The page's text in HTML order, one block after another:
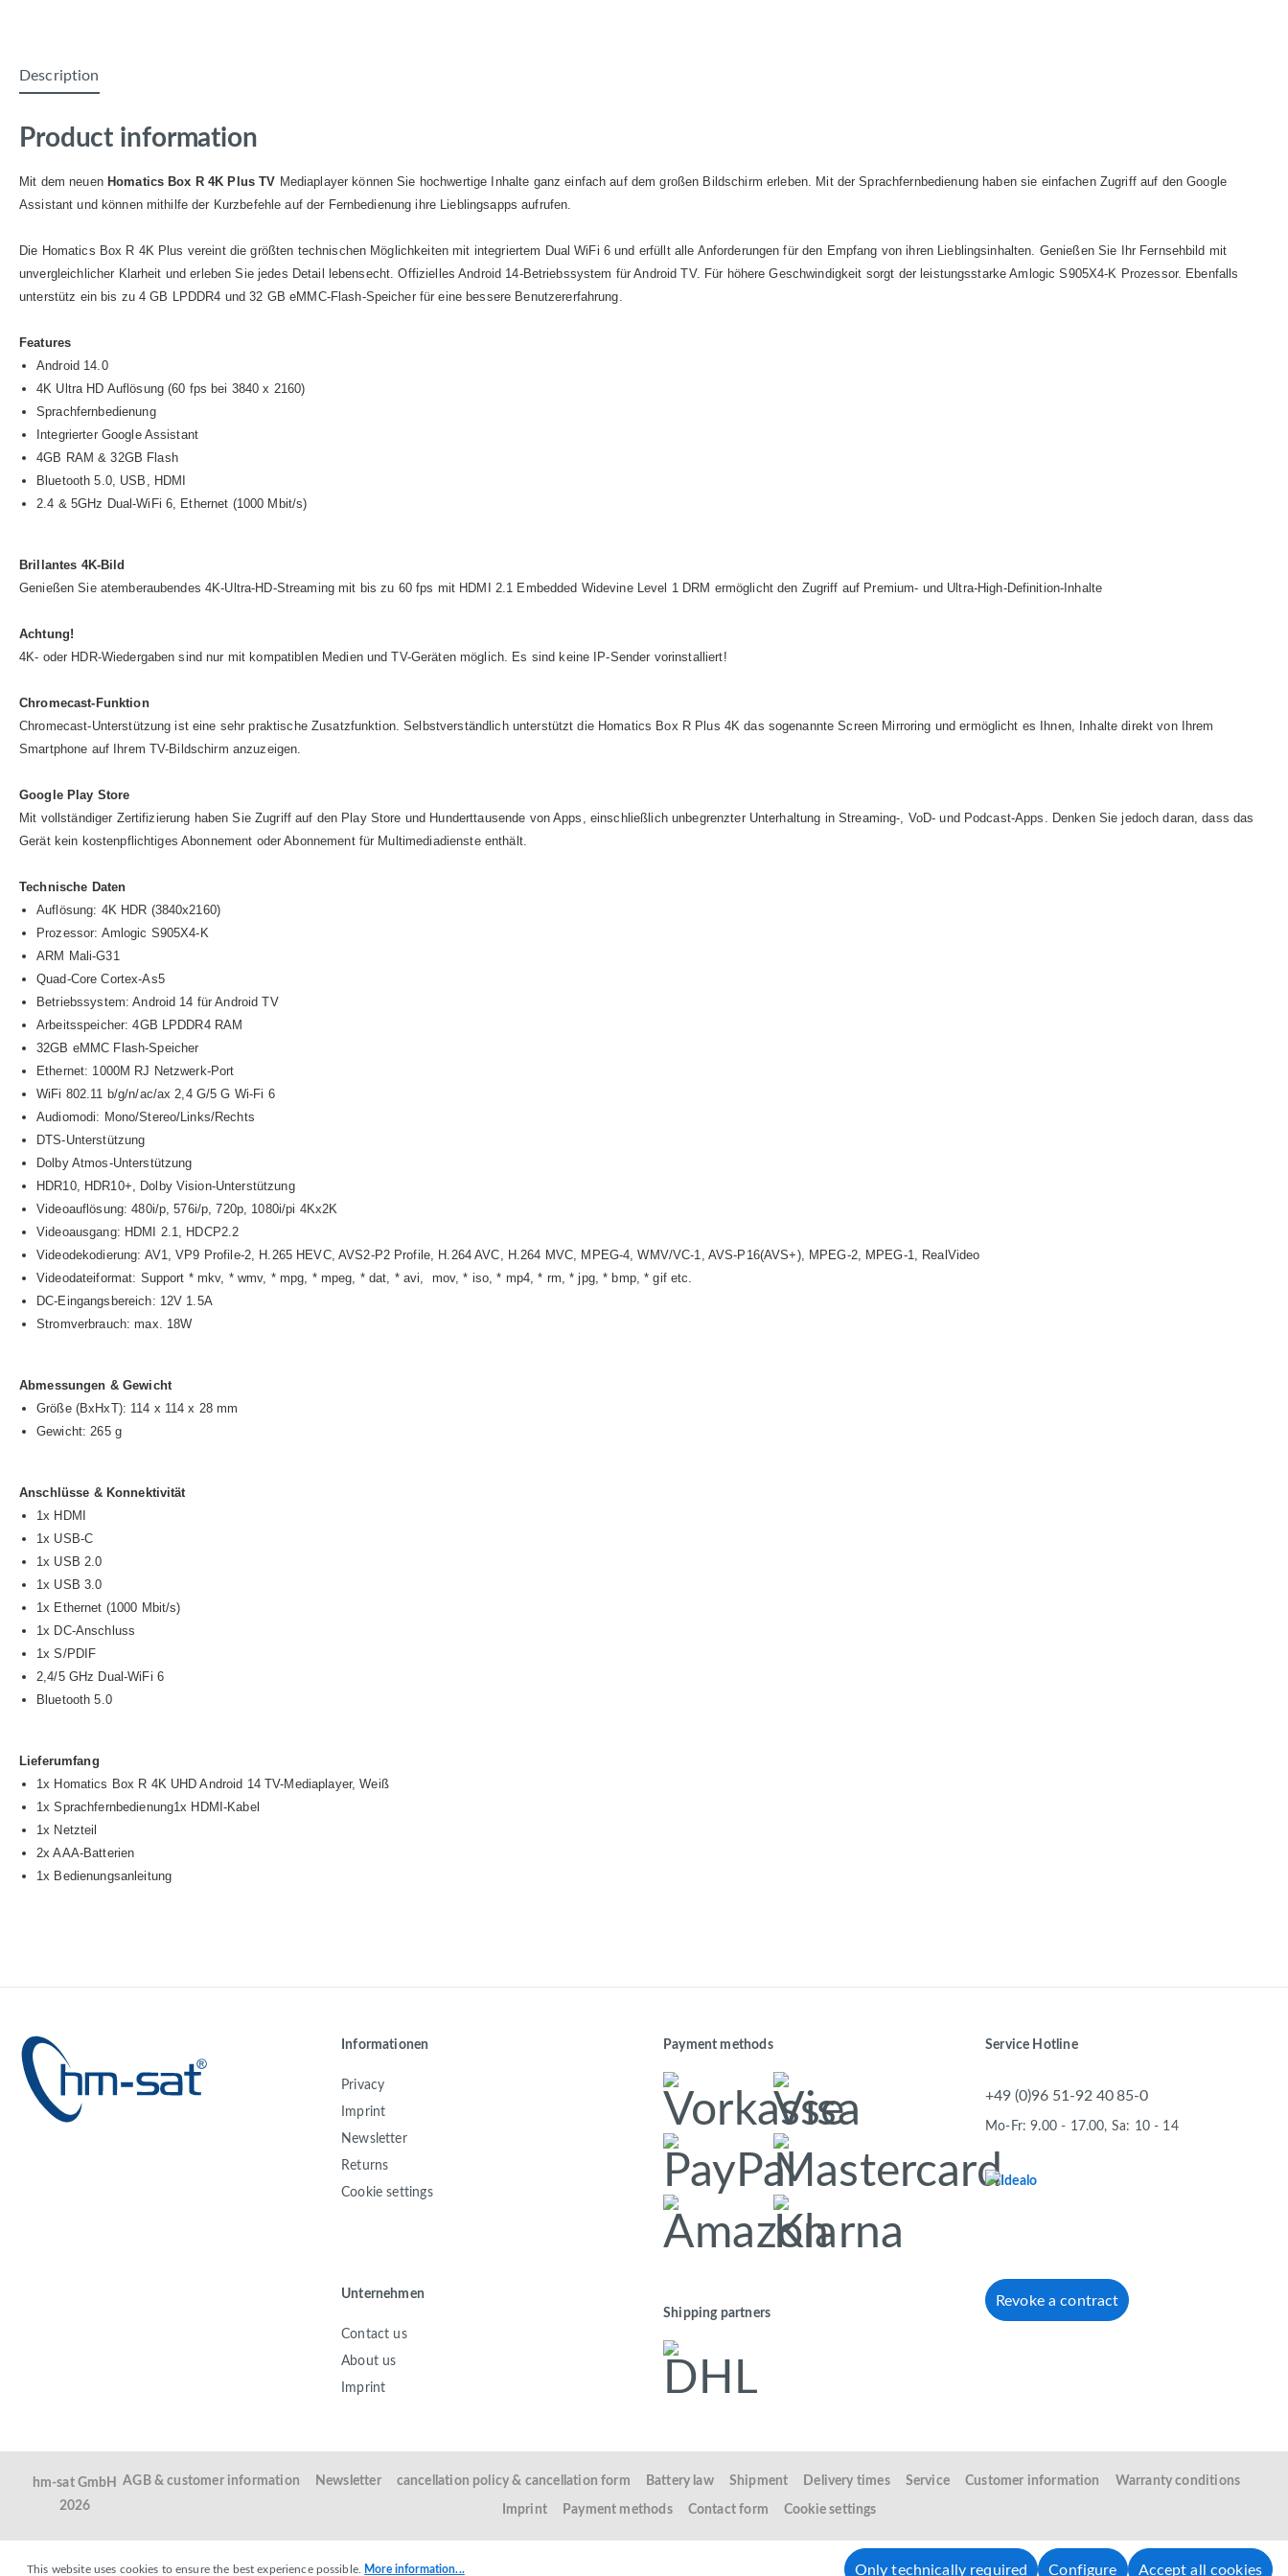
Description
Product information
Mit dem neuenHomatics Box R 4K Plus TV Mediaplayer können Sie hochwertige Inhalte ganz einfach auf dem großen Bildschirm erleben. Mit der Sprachfernbedienung haben sie einfachen Zugriff auf den Google
Assistant und können mithilfe der Kurzbefehle auf der Fernbedienung ihre Lieblingsapps aufrufen.
Die Homatics Box R 4K Plus vereint die größten technischen Möglichkeiten mit integriertem Dual WiFi 6 und erfüllt alle Anforderungen für den Empfang von ihren Lieblingsinhalten. Genießen Sie Ihr Fernsehbild mit
unvergleichlicher Klarheit und erleben Sie jedes Detail lebensecht. Offizielles Android 14-Betriebssystem für Android TV. Für höhere Geschwindigkeit sorgt der leistungsstarke Amlogic S905X4-K Prozessor. Ebenfalls
unterstütz ein bis zu 4 GB LPDDR4 und 32 GB eMMC-Flash-Speicher für eine bessere Benutzererfahrung.
Features
Android 14.0
4K Ultra HD Auflösung (60 fps bei 3840 x 2160)
Sprachfernbedienung
Integrierter Google Assistant
4GB RAM & 32GB Flash
Bluetooth 5.0, USB, HDMI
2.4 & 5GHz Dual-WiFi 6, Ethernet (1000 Mbit/s)
Brillantes 4K-Bild
Genießen Sie atemberaubendes 4K-Ultra-HD-Streaming mit bis zu 60 fps mit HDMI 2.1 Embedded Widevine Level 1 DRM ermöglicht den Zugriff auf Premium- und Ultra-High-Definition-Inhalte
Achtung!
4K- oder HDR-Wiedergaben sind nur mit kompatiblen Medien und TV-Geräten möglich. Es sind keine IP-Sender vorinstalliert!
Chromecast-Funktion
Chromecast-Unterstützung ist eine sehr praktische Zusatzfunktion. Selbstverständlich unterstützt die Homatics Box R Plus 4K das sogenannte Screen Mirroring und ermöglicht es Ihnen, Inhalte direkt von Ihrem
Smartphone auf Ihrem TV-Bildschirm anzuzeigen.
Google Play Store
Mit vollständiger Zertifizierung haben Sie Zugriff auf den Play Store und Hunderttausende von Apps, einschließlich unbegrenzter Unterhaltung in Streaming-, VoD- und Podcast-Apps. Denken Sie jedoch daran, dass das
Gerät kein kostenpflichtiges Abonnement oder Abonnement für Multimediadienste enthält.
Technische Daten
Auflösung: 4K HDR (3840x2160)
Prozessor: Amlogic S905X4-K
ARM Mali-G31
Quad-Core Cortex-As5
Betriebssystem: Android 14 für Android TV
Arbeitsspeicher: 4GB LPDDR4 RAM
32GB eMMC Flash-Speicher
Ethernet: 1000M RJ Netzwerk-Port
WiFi 802.11 b/g/n/ac/ax 2,4 G/5 G Wi-Fi 6
Audiomodi: Mono/Stereo/Links/Rechts
DTS-Unterstützung
Dolby Atmos-Unterstützung
HDR10, HDR10+, Dolby Vision-Unterstützung
Videoauflösung: 480i/p, 576i/p, 720p, 1080i/pi 4Kx2K
Videoausgang: HDMI 2.1, HDCP2.2
Videodekodierung: AV1, VP9 Profile-2, H.265 HEVC, AVS2-P2 Profile, H.264 AVC, H.264 MVC, MPEG-4, WMV/VC-1, AVS-P16(AVS+), MPEG-2, MPEG-1, RealVideo
Videodateiformat: Support * mkv, * wmv, * mpg, * mpeg, * dat, * avi, mov, * iso, * mp4, * rm, * jpg, * bmp, * gif etc.
DC-Eingangsbereich: 12V 1.5A
Stromverbrauch: max. 18W
Abmessungen & Gewicht
Größe (BxHxT): 114 x 114 x 28 mm
Gewicht: 265 g
Anschlüsse & Konnektivität
1x HDMI
1x USB-C
1x USB 2.0
1x USB 3.0
1x Ethernet (1000 Mbit/s)
1x DC-Anschluss
1x S/PDIF
2,4/5 GHz Dual-WiFi 6
Bluetooth 5.0
Lieferumfang
1x Homatics Box R 4K UHD Android 14 TV-Mediaplayer, Weiß
1x Sprachfernbedienung1x HDMI-Kabel
1x Netzteil
2x AAA-Batterien
1x Bedienungsanleitung
Informationen
Privacy
Imprint
Newsletter
Returns
Cookie settings
Unternehmen
Contact us
About us
Imprint
Payment methods
Shipping partners
Service Hotline
+49 (0)96 51-92 40 85-0
Mo-Fr: 9.00 - 17.00, Sa: 10 - 14
Revoke a contract
hm-sat GmbH
2026
AGB & customer information Newsletter cancellation policy & cancellation form Battery law Shipment Delivery times Service Customer information Warranty conditions
Imprint Payment methods Contact form Cookie settings
This website uses cookies to ensure the best experience possible. More information... Only technically required Configure Accept all cookies